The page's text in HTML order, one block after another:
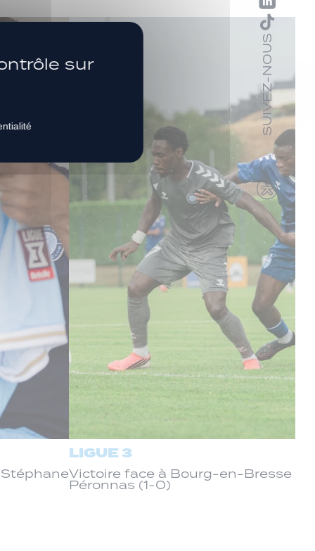
LIGUE 3
Victoire face à Bourg-en-Bresse
Péronnas (1-0)
SUIVEZ-NOUS
sur